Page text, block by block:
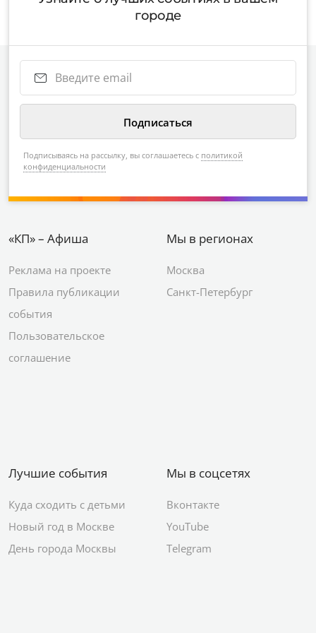
городе
Подписываясь на рассылку, вы соглашаетесь с политикой
конфиденциальности
«КП» – Афиша
Реклама на проекте
Правила публикации
события
Пользовательское
соглашение
Мы в регионах
Москва
Санкт-Петербург
Лучшие события
Куда сходить с детьми
Новый год в Москве
День города Москвы
Мы в соцсетях
Вконтакте
YouTube
Telegram